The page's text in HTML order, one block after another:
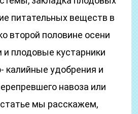
питательных веществ в
второй половине осени
и плодовые кустарники
калийные удобрения и
навоза или
мы расскажем,